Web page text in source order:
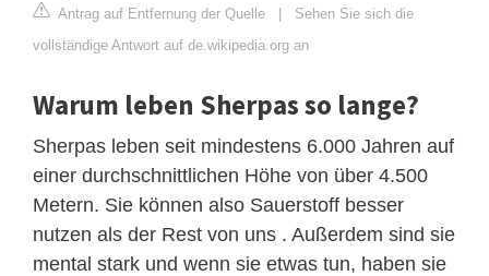
Antrag auf Entfernung der Quelle | Sehen Sie sich die
vollständige Antwort auf de.wikipedia.org an
Warum leben Sherpas so lange?
Sherpas leben seit mindestens 6.000 Jahren auf
einer durchschnittlichen Höhe von über 4.500
Metern. Sie können also Sauerstoff besser
nutzen als der Rest von uns . Außerdem sind sie
mental stark und wenn sie etwas tun, haben sie